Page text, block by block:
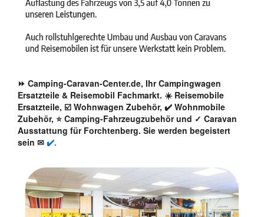
⏩ Camping-Caravan-Center.de, Ihr Campingwagen
Ersatzteile & Reisemobil Fachmarkt. ☀️ Reisemobile
Ersatzteile, ☑️ Wohnwagen Zubehör, ✔️ Wohnmobile
Zubehör, ⭐ Camping-Fahrzeugzubehör und ✓ Caravan
Ausstattung für Forchtenberg. Sie werden begeistert
sein ✉ ✔️.